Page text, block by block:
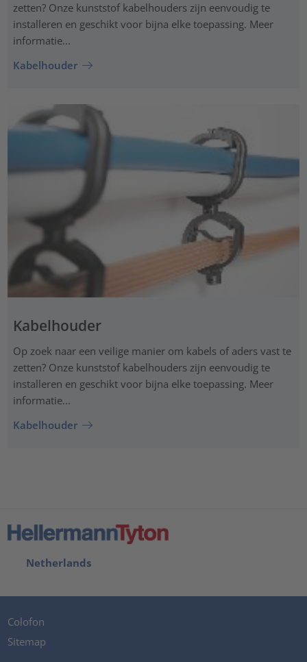
zetten? Onze kunststof kabelhouders zijn eenvoudig te
installeren en geschikt voor bijna elke toepassing. Meer
informatie...
Kabelhouder
Kabelhouder
Op zoek naar een veilige manier om kabels of aders vast te
zetten? Onze kunststof kabelhouders zijn eenvoudig te
installeren en geschikt voor bijna elke toepassing. Meer
informatie...
Kabelhouder
Netherlands
Colofon
Sitemap